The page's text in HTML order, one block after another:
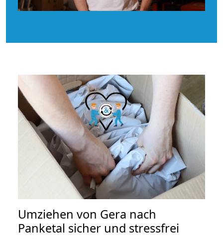
Umziehen von Gera nach
Panketal sicher und stressfrei